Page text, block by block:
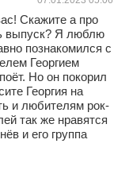
Скажите а про
выпуск? Я люблю
познакомился с
Георгием
Но он покорил
Георгия на
и любителям рок-
так же нравятся
и его группа